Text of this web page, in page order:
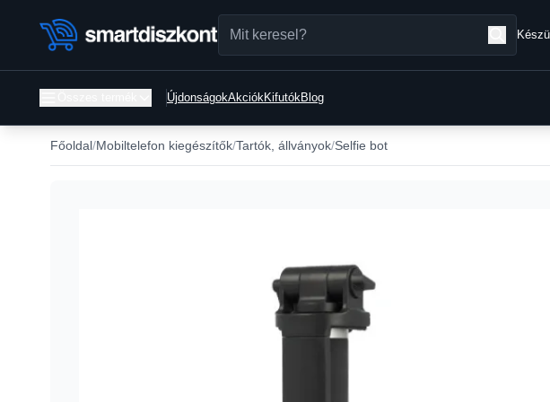
ÚjdonságokAkciókKifutókBlog
Főoldal Mobiltelefon kiegészítők Tartók, állványok Selfie bot